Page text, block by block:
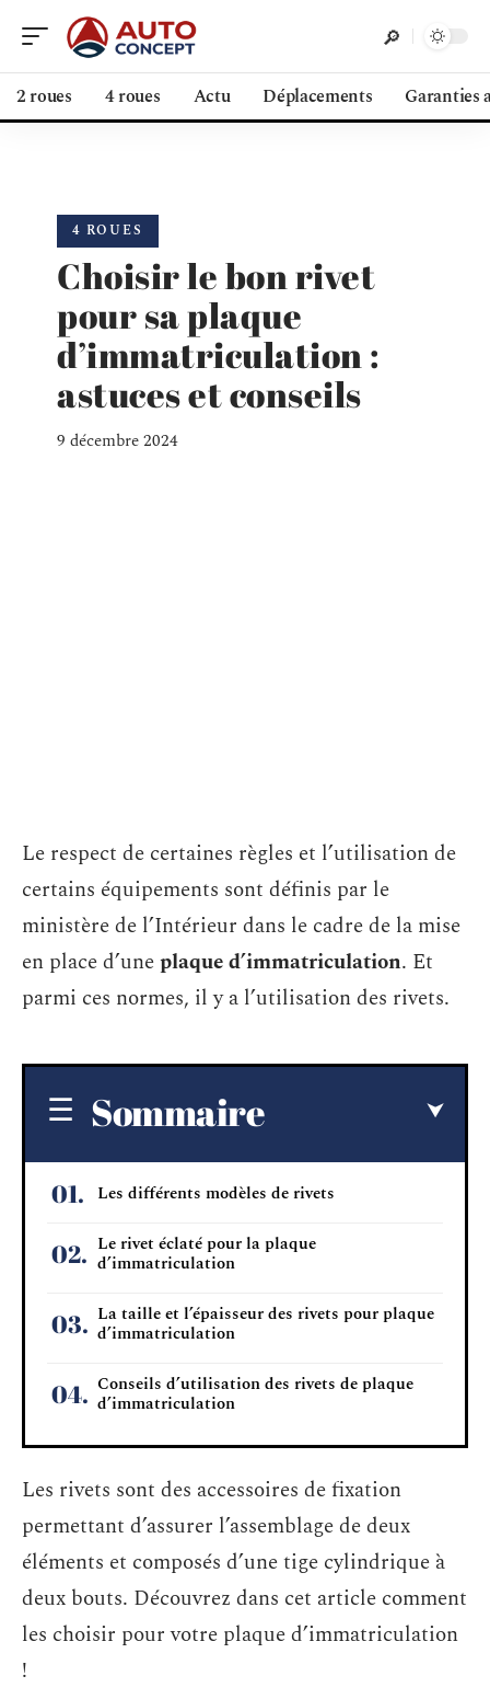
2 roues 4 roues Actu Déplacements Garanties
4 ROUES
Choisir le bon rivet
pour sa plaque
d’immatriculation :
astuces et conseils
9 décembre 2024
Le respect de certaines règles et l’utilisation de
certains équipements sont définis par le
ministère de l’Intérieur dans le cadre de la mise
en place d’uneplaque d’immatriculation. Et
parmi ces normes, il y a l’utilisation des rivets.
Sommaire
Les différents modèles de rivets
Le rivet éclaté pour la plaque
d’immatriculation
La taille et l’épaisseur des rivets pour plaque
d’immatriculation
Conseils d’utilisation des rivets de plaque
d’immatriculation
Les rivets sont des accessoires de fixation
permettant d’assurer l’assemblage de deux
éléments et composés d’une tige cylindrique à
deux bouts. Découvrez dans cet article comment
les choisir pour votre plaque d’immatriculation
!